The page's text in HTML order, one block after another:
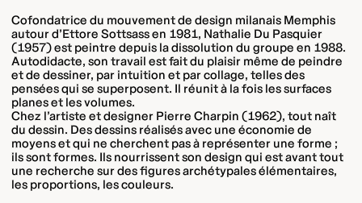
Cofondatrice du mouvement de design milanais Memphis
autour d’Ettore Sottsass en 1981, Nathalie Du Pasquier
(1957) est peintre depuis la dissolution du groupe en 1988.
Autodidacte, son travail est fait du plaisir même de peindre
et de dessiner, par intuition et par collage, telles des
pensées qui se superposent. Il réunit à la fois les surfaces
planes et les volumes.
Chez l’artiste et designer Pierre Charpin (1962), tout naît
du dessin. Des dessins réalisés avec une économie de
moyens et qui ne cherchent pas à représenter une forme ;
ils sont formes. Ils nourrissent son design qui est avant tout
une recherche sur des figures archétypales élémentaires,
les proportions, les couleurs.